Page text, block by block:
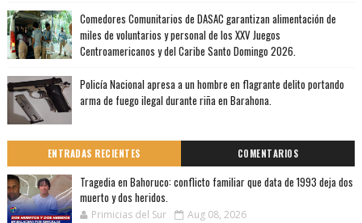
Comedores Comunitarios de DASAC garantizan alimentación de
miles de voluntarios y personal de los XXV Juegos
Centroamericanos y del Caribe Santo Domingo 2026.
Policía Nacional apresa a un hombre en flagrante delito portando
arma de fuego ilegal durante riña en Barahona.
ENTRADAS RECIENTES COMENTARIOS
Tragedia en Bahoruco: conflicto familiar que data de 1993 deja dos
muerto y dos heridos.
Primicias del Sur Aug 08, 2026